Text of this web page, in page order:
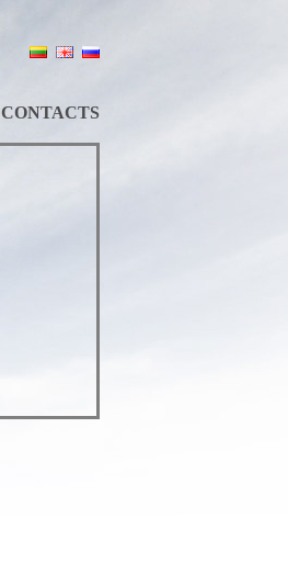
CONTACTS